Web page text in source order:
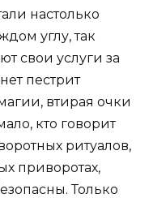
настолько
углу, так
свои услуги за
пестрит
втирая очки
кто говорит
ритуалов,
приворотах,
Только